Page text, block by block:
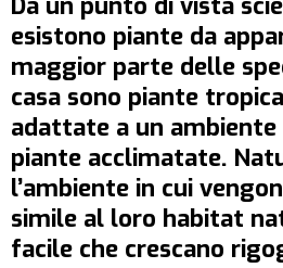
esistono piante da
maggior parte delle
casa sono piante
adattate a un ambiente
piante acclimatate.
l’ambiente in cui
simile al loro habitat
facile che crescano